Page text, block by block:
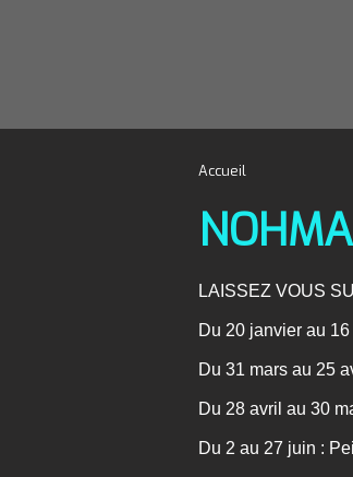
Accueil
LAISSEZ VOUS
Du 20 janvier au
Du 31 mars au 25
Du 28 avril au 30
Du 2 au 27 juin :